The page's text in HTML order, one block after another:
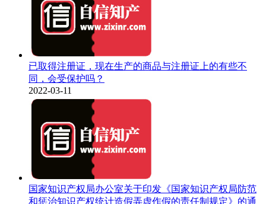
已取得注册证，现在生产的商品与注册证上的有些不
同，会受保护吗？
2022-03-11
国家知识产权局办公室关于印发《国家知识产权局防范
和惩治知识产权统计造假弄虚作假的责任制规定》的通